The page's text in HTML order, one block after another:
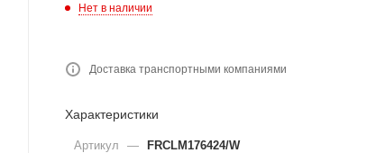
Нет в наличии
Доставка транспортными компаниями
Характеристики
Артикул — FRCLM176424/W